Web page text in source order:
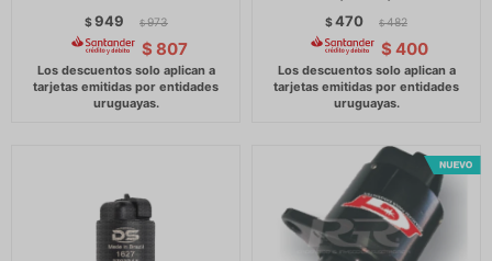
$949 $ 973
$ 807
$470 $ 482
$ 400